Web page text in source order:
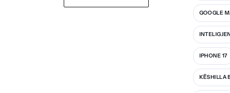
GOOGLE
IPHONE 17
KËSHILLA